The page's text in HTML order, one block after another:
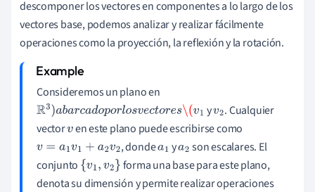
descomponer los vectores en componentes a lo largo de los
vectores base, podemos analizar y realizar fácilmente
operaciones como la proyección, la reflexión y la rotación.
Consideremos un plano en
R3)abarcadoporlosvectores\(v1 yv2. Cualquier
vectorven este plano puede escribirse como
v=a1 v1+a2 v2 , dondea1ya2son escalares. El
conjunto {v1,v2}
forma una base para este plano,
denota su dimensión y permite realizar operaciones